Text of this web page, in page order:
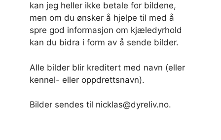
kan jeg heller ikke betale for bildene,
men om du ønsker å hjelpe til med å
spre god informasjon om kjæledyrhold
kan du bidra i form av å sende bilder.
Alle bilder blir kreditert med navn (eller
kennel- eller oppdrettsnavn).
Bilder sendes til nicklas@dyreliv.no.